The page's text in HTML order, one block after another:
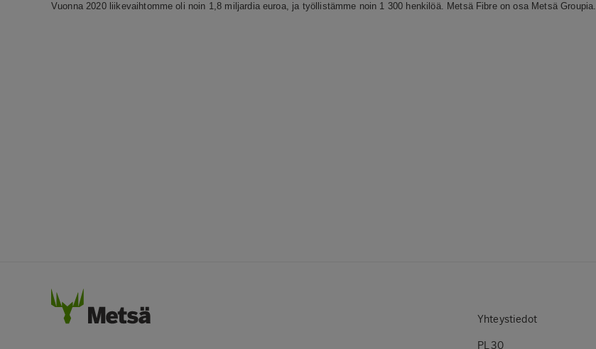
Vuonna 2020 liikevaihtomme oli noin 1,8 miljardia euroa, ja työllistämme noin 1 300 henkilöä. Metsä Fibre on osa Metsä Groupia.
Yhteystiedot
PL 30